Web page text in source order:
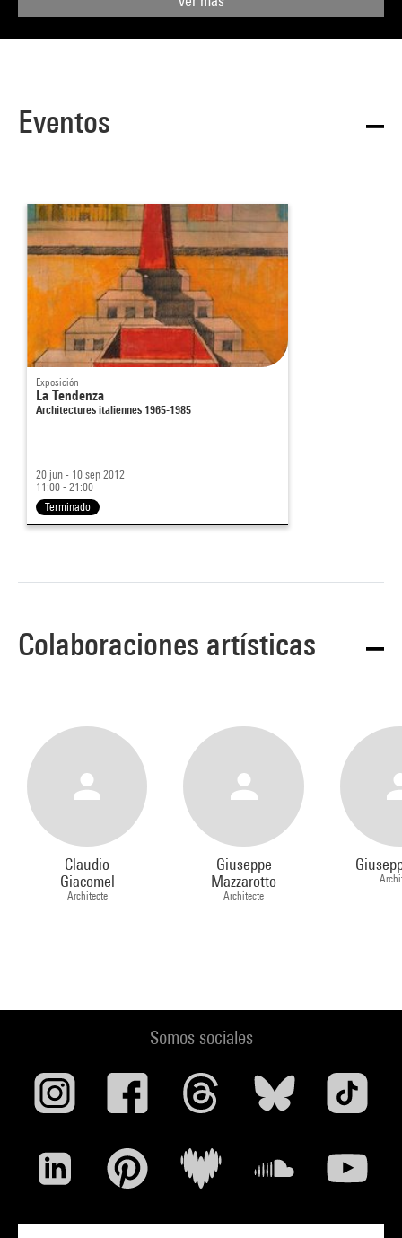
Eventos
Exposición
La Tendenza
Architectures italiennes 1965-1985
20 jun - 10 sep 2012
11:00 - 21:00
Terminado
Colaboraciones artísticas
Claudio
Giacomel
Architecte
Giuseppe
Mazzarotto
Architecte
Somos sociales